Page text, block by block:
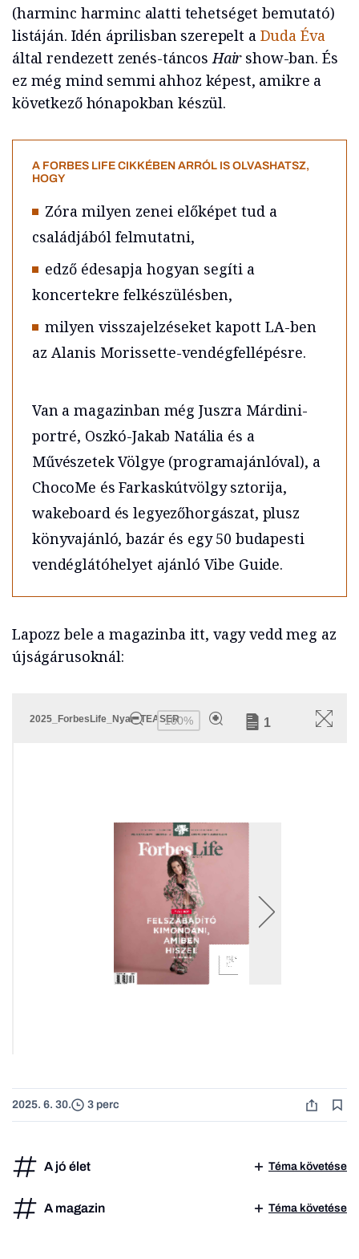
(harminc harminc alatti tehetséget bemutató)
listáján. Idén áprilisban szerepelt a Duda Éva
által rendezett zenés-táncos Hair show-ban. És
ez még mind semmi ahhoz képest, amikre a
következő hónapokban készül.
A FORBES LIFE CIKKÉBEN ARRÓL IS OLVASHATSZ,
HOGY
Zóra milyen zenei előképet tud a
családjából felmutatni,
edző édesapja hogyan segíti a
koncertekre felkészülésben,
milyen visszajelzéseket kapott LA-ben
az Alanis Morissette-vendégfellépésre.
Van a magazinban még Juszra Márdini-
portré, Oszkó-Jakab Natália és a
Művészetek Völgye (programajánlóval), a
ChocoMe és Farkaskútvölgy sztorija,
wakeboard és legyezőhorgászat, plusz
könyvajánló, bazár és egy 50 budapesti
vendéglátóhelyet ajánló Vibe Guide.
Lapozz bele a magazinba itt, vagy vedd meg az
újságárusoknál:
2025. 6. 30. 3 perc
A jó élet Téma követése
A magazin Téma követése